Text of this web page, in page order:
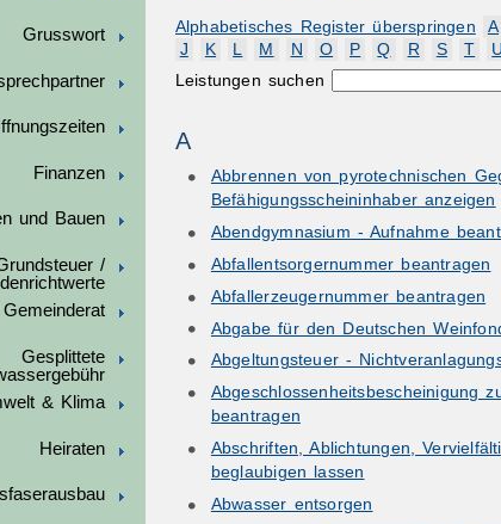
Grusswort
Finanzen
und Bauen
/
Gemeinderat
Gesplittete
& Klima
Heiraten
Alphabetisches Register überspringen A
J
K L M N O P Q R S T U
Leistungen suchen
A
Abbrennen von pyrotechnischen
Befähigungsscheininhaber anzeigen
Abendgymnasium - Aufnahme
Abfallentsorgernummer beantragen
Abfallerzeugernummer beantragen
Abgabe für den Deutschen
Abgeltungsteuer -
Abgeschlossenheitsbescheinigung
beantragen
Abschriften, Ablichtungen,
beglaubigen lassen
Abwasser entsorgen